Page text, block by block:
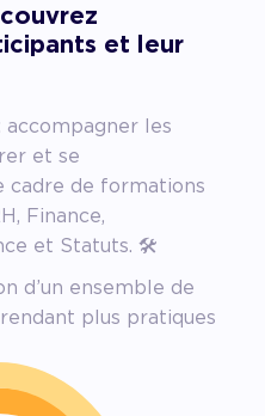
et leur
accompagner les
et se
cadre de formations
Finance,
et Statuts. 🛠
d’un ensemble de
plus pratiques